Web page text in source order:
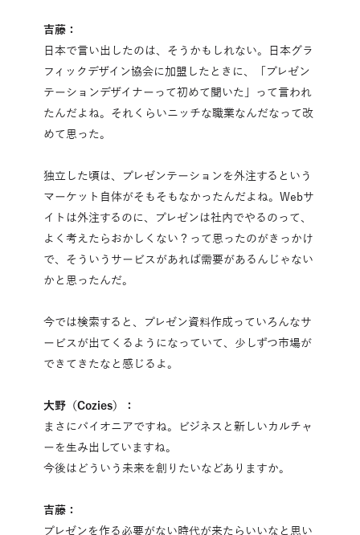
吉藤：
日本で言い出したのは、そうかもしれない。日本グラ
フィックデザイン協会に加盟したときに、「プレゼン
テーションデザイナーって初めて聞いた」って言われ
たんだよね。それくらいニッチな職業なんだなって改
めて思った。
独立した頃は、プレゼンテーションを外注するという
マーケット自体がそもそもなかったんだよね。Webサ
イトは外注するのに、プレゼンは社内でやるのって、
よく考えたらおかしくない？って思ったのがきっかけ
で、そういうサービスがあれば需要があるんじゃない
かと思ったんだ。
今では検索すると、プレゼン資料作成っていろんなサ
ービスが出てくるようになっていて、少しずつ市場が
できてきたなと感じるよ。
大野（Cozies）：
まさにパイオニアですね。ビジネスと新しいカルチャ
ーを生み出していますね。
今後はどういう未来を創りたいなどありますか。
吉藤：
プレゼンを作る必要がない時代が来たらいいなと思い